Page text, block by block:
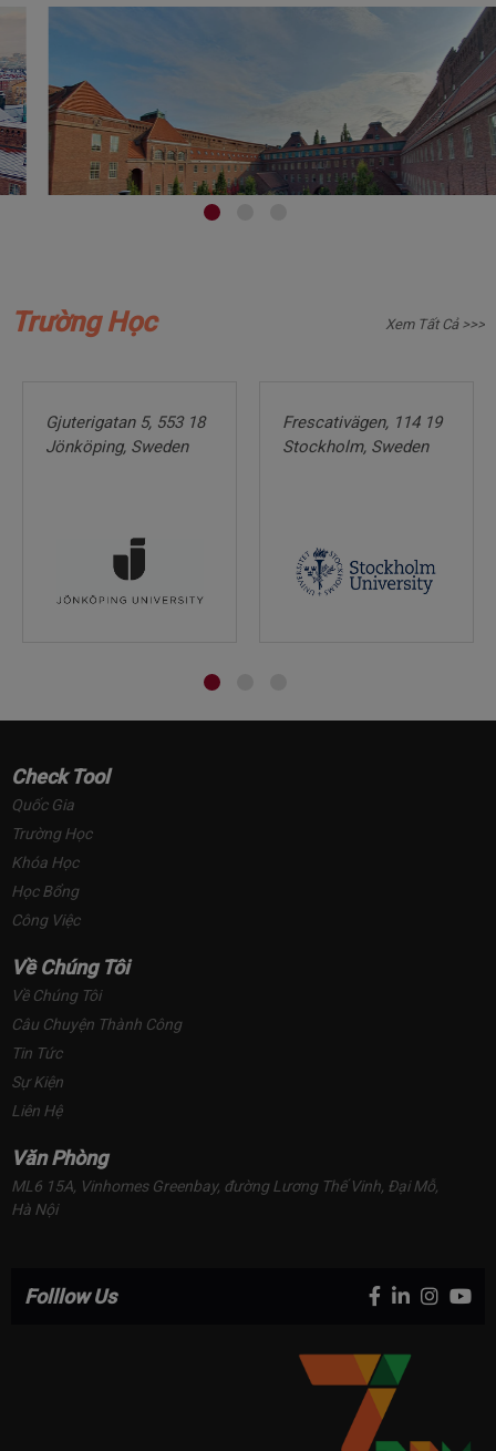
Trường Học Xem Tất Cả >>>
Gjuterigatan 5, 553 18
Jönköping, Sweden
Frescativägen, 114 19
Stockholm, Sweden
Check Tool
Quốc Gia
Trường Học
Khóa Học
Học Bổng
Công Việc
Về Chúng Tôi
Về Chúng Tôi
Câu Chuyện Thành Công
Tin Tức
Sự Kiện
Liên Hệ
Văn Phòng
ML6 15A, Vinhomes Greenbay, đường Lương Thế Vinh, Đại Mỗ,
Hà Nội
Folllow Us